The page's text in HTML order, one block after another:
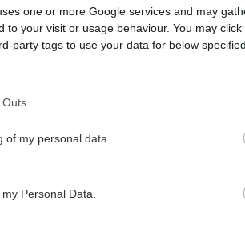
one or more Google services and may
to your visit or usage behaviour. You may
party tags to use your data for below
Outs
of my personal data.
Personal Data.